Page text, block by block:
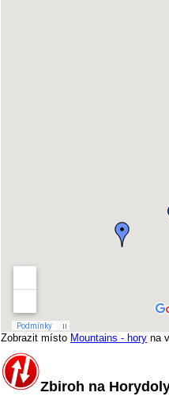
Zobrazit místo Mountains - hory na
Zbiroh na